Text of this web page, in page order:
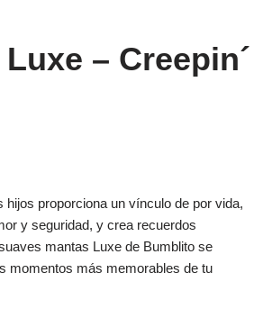
– Creepin´
proporciona un vínculo de por vida,
y seguridad, y crea recuerdos
mantas Luxe de Bumblito se
momentos más memorables de tu